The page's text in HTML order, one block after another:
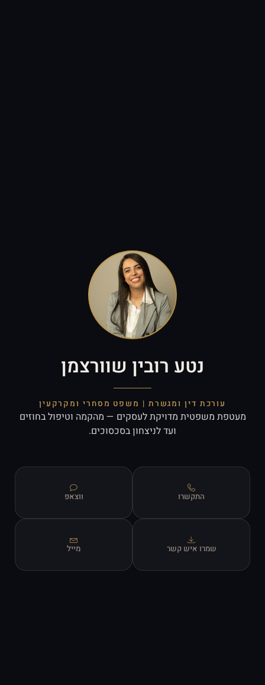
נטע רובין שוורצמן
עורכת דין ומגשרת | משפט מסחרי ומקרקעין
מעטפת משפטית מדויקת לעסקים — מהקמה וטיפול בחוזים
ועד לניצחון בסכסוכים.
התקשרו ווצאפ
שמרו איש קשר מייל